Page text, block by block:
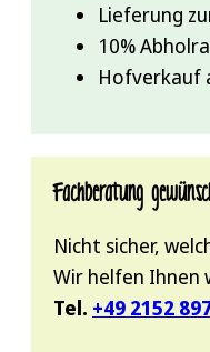
Lieferung
10%
Hofverkauf
Fachberatung
Nicht sicher,
Wir helfen Ihnen
Tel. +49 2152